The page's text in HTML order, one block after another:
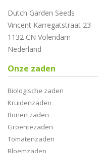
Dutch Garden Seeds
Vincent Karregatstraat 23
1132 CN Volendam
Nederland
Onze zaden
Biologische zaden
Kruidenzaden
Bonen zaden
Groentezaden
Tomatenzaden